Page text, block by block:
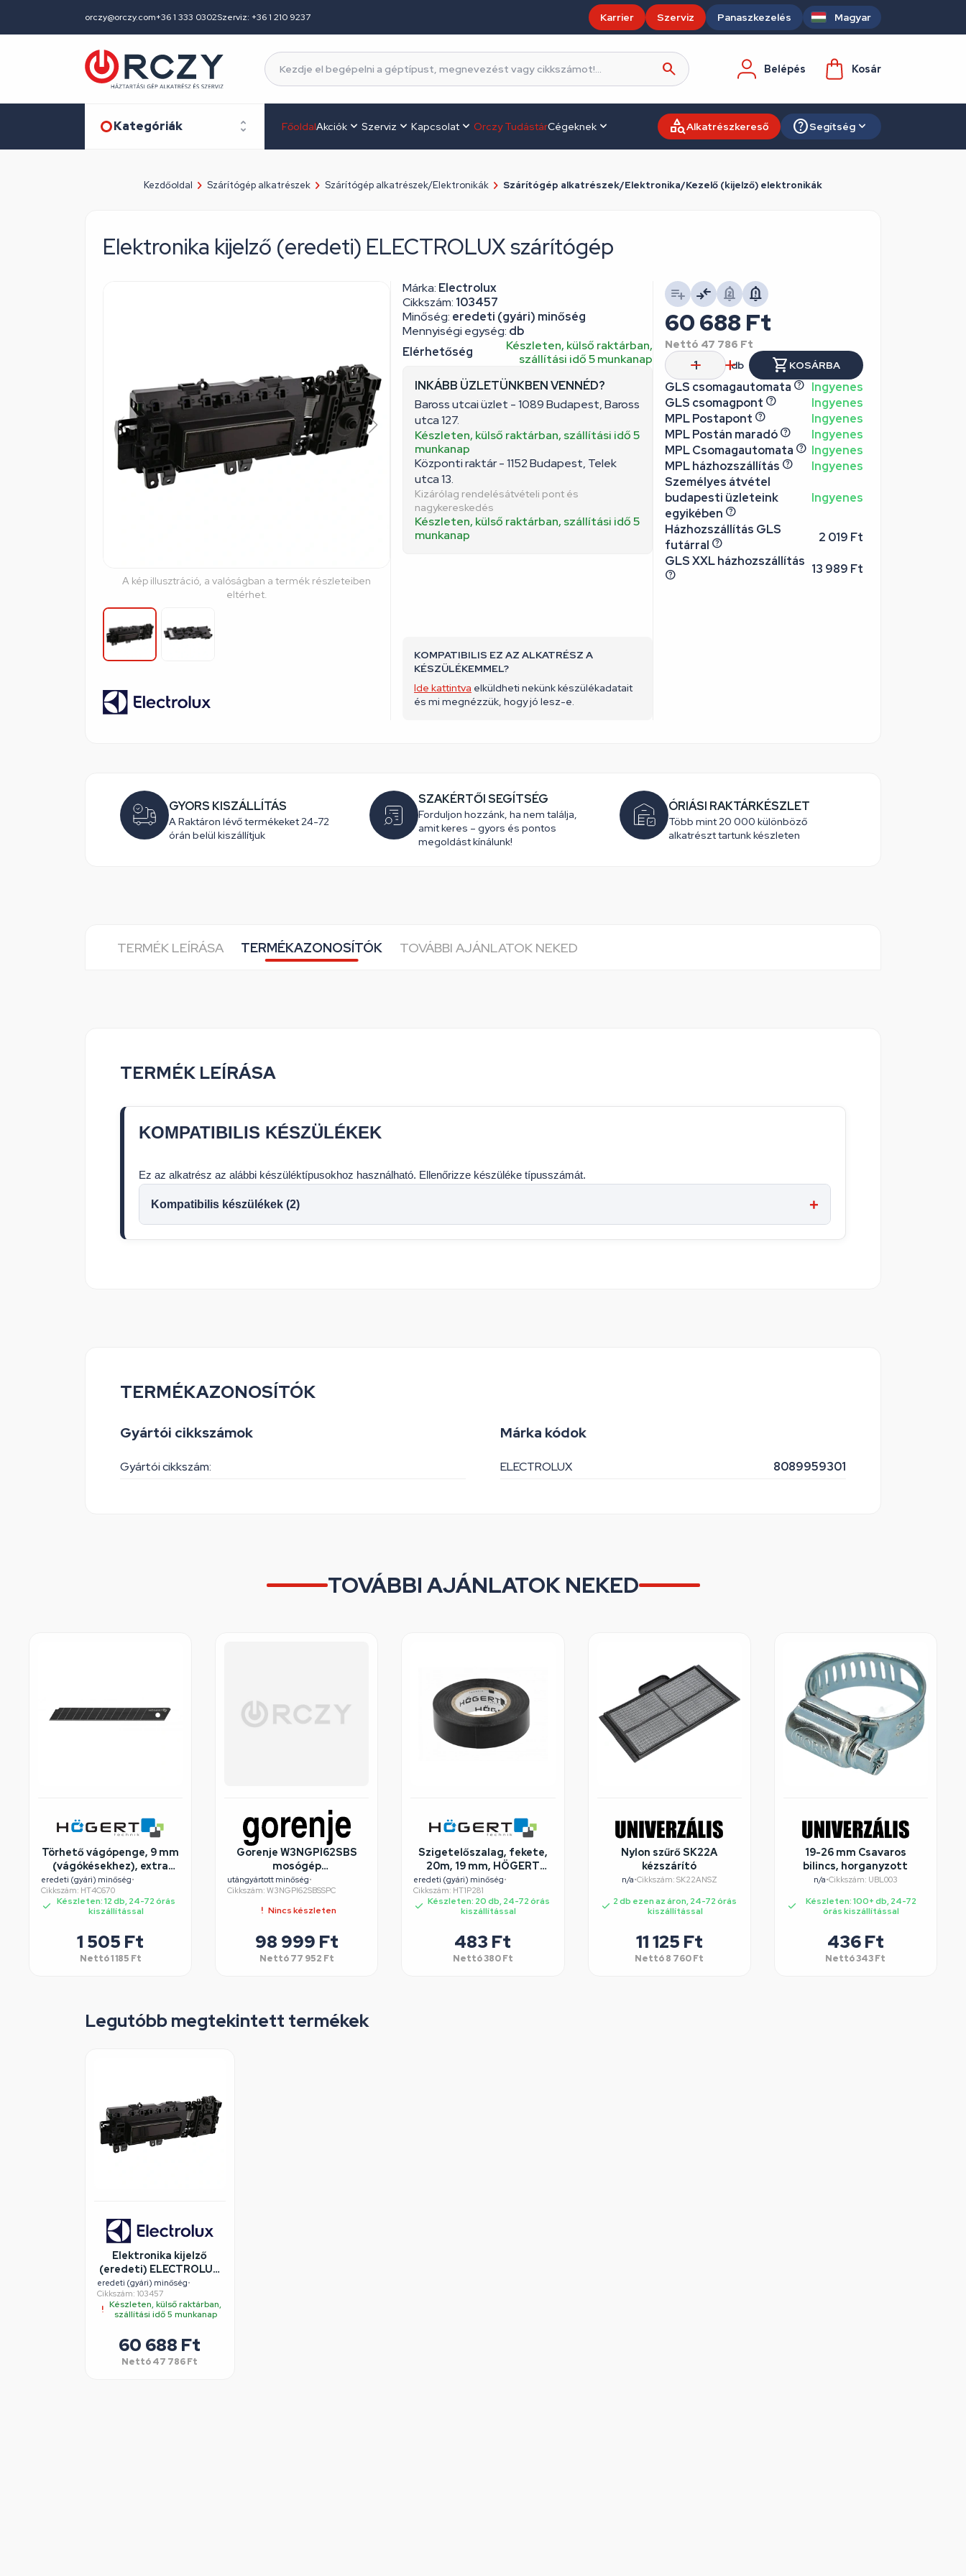
orczy@orczy.com+36 1 333 0302Szerviz: +36 1 210 9237 Karrier Szerviz Panaszkezelés Magyar
Belépés Kosár
Kategóriák FőoldalAkciók Szerviz Kapcsolat Orczy TudástárCégeknek Alkatrészkereső Segítség
Kezdőoldal Szárítógép alkatrészek Szárítógép alkatrészek/Elektronikák Szárítógép alkatrészek/Elektronika/Kezelő (kijelző) elektronikák
Elektronika kijelző (eredeti) ELECTROLUX szárítógép
A kép illusztráció, a valóságban a termék részleteiben
eltérhet.
Márka: Electrolux
Cikkszám: 103457
Minőség: eredeti (gyári) minőség
Mennyiségi egység: db
Elérhetőség
Készleten, külső raktárban,
szállítási idő 5 munkanap
INKÁBB ÜZLETÜNKBEN VENNÉD?
Baross utcai üzlet - 1089 Budapest, Baross
utca 127.
Készleten, külső raktárban, szállítási idő 5
munkanap
Központi raktár - 1152 Budapest, Telek
utca 13.
Kizárólag rendelésátvételi pont és
nagykereskedés
Készleten, külső raktárban, szállítási idő 5
munkanap
KOMPATIBILIS EZ AZ ALKATRÉSZ A
KÉSZÜLÉKEMMEL?
Ide kattintva elküldheti nekünk készülékadatait
és mi megnézzük, hogy jó lesz-e.
60 688 Ft
Nettó 47 786 Ft
db
KOSÁRBA
GLS csomagautomata
Ingyenes
GLS csomagpont
Ingyenes
MPL Postapont
Ingyenes
MPL Postán maradó
Ingyenes
MPL Csomagautomata
Ingyenes
MPL házhozszállítás
Ingyenes
Személyes átvétel
budapesti üzleteink
egyikében
Ingyenes
Házhozszállítás GLS
futárral
2 019 Ft
GLS XXL házhozszállítás
13 989 Ft
GYORS KISZÁLLÍTÁS
A Raktáron lévő termékeket 24-72
órán belül kiszállítjuk
SZAKÉRTŐI SEGÍTSÉG
Forduljon hozzánk, ha nem találja,
amit keres – gyors és pontos
megoldást kínálunk!
ÓRIÁSI RAKTÁRKÉSZLET
Több mint 20 000 különböző
alkatrészt tartunk készleten
TERMÉK LEÍRÁSA TERMÉKAZONOSÍTÓK TOVÁBBI AJÁNLATOK NEKED
TERMÉK LEÍRÁSA
KOMPATIBILIS KÉSZÜLÉKEK
Ez az alkatrész az alábbi készüléktípusokhoz használható. Ellenőrizze készüléke típusszámát.
Kompatibilis készülékek (2)
TERMÉKAZONOSÍTÓK
Gyártói cikkszámok
Gyártói cikkszám:
Márka kódok
ELECTROLUX 8089959301
TOVÁBBI AJÁNLATOK NEKED
Törhető vágópenge, 9 mm
(vágókésekhez), extra
élezés és tartosság,
10db/csomag , HÖGERT
HT4C670 / RENDELÉSRE
eredeti (gyári) minőség•
Cikkszám: HT4C670
Készleten: 12 db, 24-72 órás
kiszállítással
1 505 Ft
Nettó1 185 Ft
Gorenje W3NGPI62SBS
mosógép
felújított/szépséghibás
utángyártott minőség•
Cikkszám: W3NGPI62SBSSPC
Nincs készleten
98 999 Ft
Nettó 77 952 Ft
Szigetelőszalag, fekete,
20m, 19 mm, HÖGERT
HT1P281
eredeti (gyári) minőség•
Cikkszám: HT1P281
Készleten: 20 db, 24-72 órás
kiszállítással
483 Ft
Nettó380Ft
Nylon szűrő SK22A
kézszárító
n/a•Cikkszám: SK22ANSZ
2 db ezen az áron, 24-72 órás
kiszállítással
11 125 Ft
Nettó8 760Ft
19-26 mm Csavaros
bilincs, horganyzott
n/a•Cikkszám: UBL003
Készleten: 100+ db, 24-72
órás kiszállítással
436Ft
Nettó343Ft
Legutóbb megtekintett termékek
Elektronika kijelző
(eredeti) ELECTROLUX
szárítógép
eredeti (gyári) minőség•
Cikkszám: 103457
Készleten, külső raktárban,
szállítási idő 5 munkanap
60 688 Ft
Nettó47 786 Ft